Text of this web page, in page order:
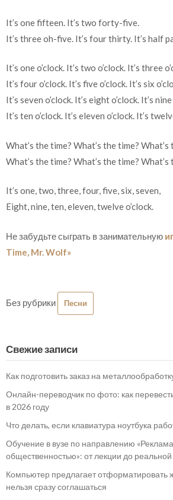
It’s one fifteen. It’s two forty-five.
It’s three oh-five. It’s four thirty. It’s half
It’s one o’clock. It’s two o’clock. It’s three
It’s four o’clock. It’s five o’clock. It’s six
It’s seven o’clock. It’s eight o’clock. It’s nine
It’s ten o’clock. It’s eleven o’clock. It’s
What’s the time? What’s the time? What’s
What’s the time? What’s the time? What’s
It’s one, two, three, four, five, six, seven,
Eight, nine, ten, eleven, twelve o’clock.
Не забудьте сыграть в занимательную
Time, Mr. Wolf»
Без рубрики Песни
Свежие записи
Как подготовить заказ на
Онлайн-переводчик по фото: как
в 2026 году
Что делать, если клавиатура ноутбука
Обучение в вузе по направлению
общественностью»: от лекции до
Компьютер предлагает отформатировать
нельзя сразу соглашаться